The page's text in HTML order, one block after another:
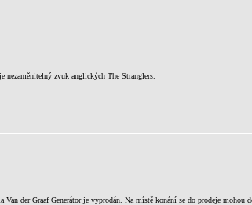
zvuk anglických The Stranglers.
der Graaf Generátor je vyprodán. Na místě konání se do prodeje mohou